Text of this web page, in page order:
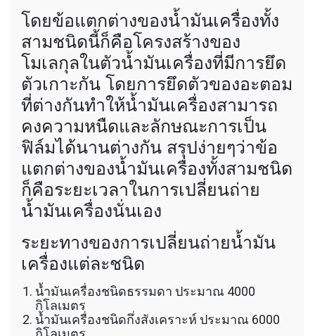
โดยข้อแตกต่างของน้ำมันเครื่องทั้ง
สามชนิดนี้ก็คือโครงสร้างของ
โมเลกุลในตัวน้ำมันเครื่องที่มีการยึด
ตัวเกาะกัน โดยการยึดตัวของอะตอม
ที่ต่างกันทำให้น้ำมันเครื่องสามารถ
คงความหนืดและลักษณะการเป็น
ฟิล์มได้นานต่างกัน สรุปง่ายๆว่าข้อ
แตกต่างของน้ำมันเครื่องทั้งสามชนิด
ก็คือระยะเวลาในการเปลี่ยนถ่าย
น้ำมันเครื่องนั่นเอง
ระยะทางของการเปลี่ยนถ่ายน้ำมัน
เครื่องแต่ละชนิด
น้ำมันเครื่องชนิดธรรมดา ประมาณ 4000
กิโลเมตร
น้ำมันเครื่องชนิดกึ่งสังเคราะห์ ประมาณ 6000